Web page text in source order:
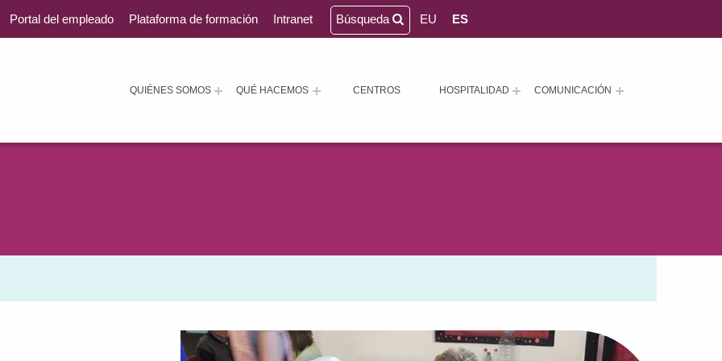
QUIÉNES SOMOS QUÉ HACEMOS CENTROS HOSPITALIDAD COMUNICACIÓN
Portal del empleado Plataforma de formación Intranet Búsqueda EU ES